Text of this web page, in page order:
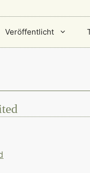
Veröffentlicht